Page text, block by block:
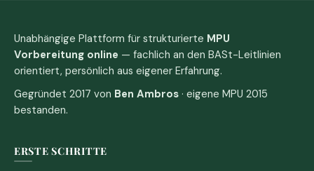
Unabhängige Plattform für strukturierte MPU
Vorbereitung online — fachlich an den BASt-Leitlinien
orientiert, persönlich aus eigener Erfahrung.
Gegründet 2017 von Ben Ambros · eigene MPU 2015
bestanden.
ERSTE SCHRITTE